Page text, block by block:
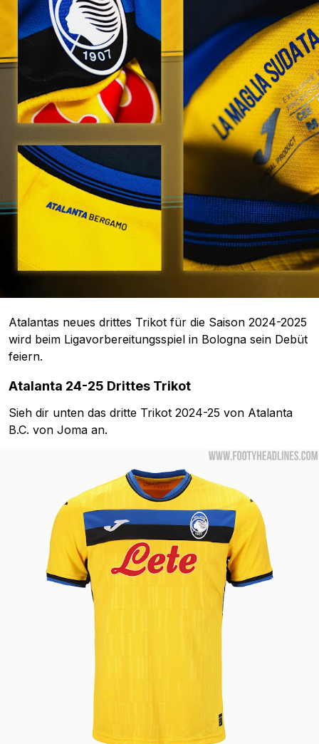
Atalantas neues drittes Trikot für die Saison 2024-2025
wird beim Ligavorbereitungsspiel in Bologna sein Debüt
feiern.
Atalanta 24-25 Drittes Trikot
Sieh dir unten das dritte Trikot 2024-25 von Atalanta
B.C. von Joma an.